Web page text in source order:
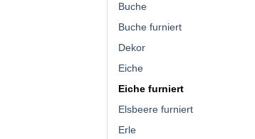
Buche
Buche furniert
Dekor
Eiche
Eiche furniert
Elsbeere furniert
Erle